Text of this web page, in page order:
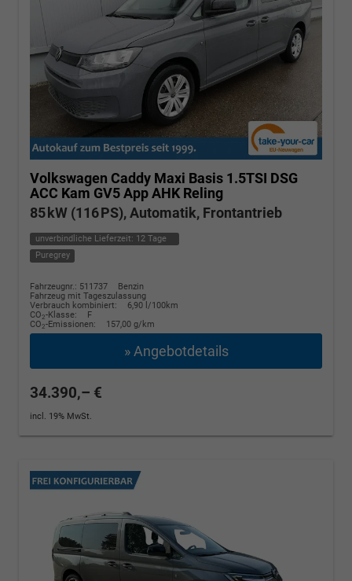
Volkswagen Caddy Maxi Basis 1.5TSI DSG
ACC Kam GV5 App AHK Reling
85 kW (116 PS), Automatik, Frontantrieb
unverbindliche Lieferzeit: 12 Tage
Puregrey
Fahrzeugnr.: 511737
Benzin
Fahrzeug mit Tageszulassung
Verbrauch kombiniert:
6,90 l/100km
CO2-Klasse:
F
CO2-Emissionen: 157,00 g/km
» Angebotdetails
34.390,– €
incl. 19% MwSt.